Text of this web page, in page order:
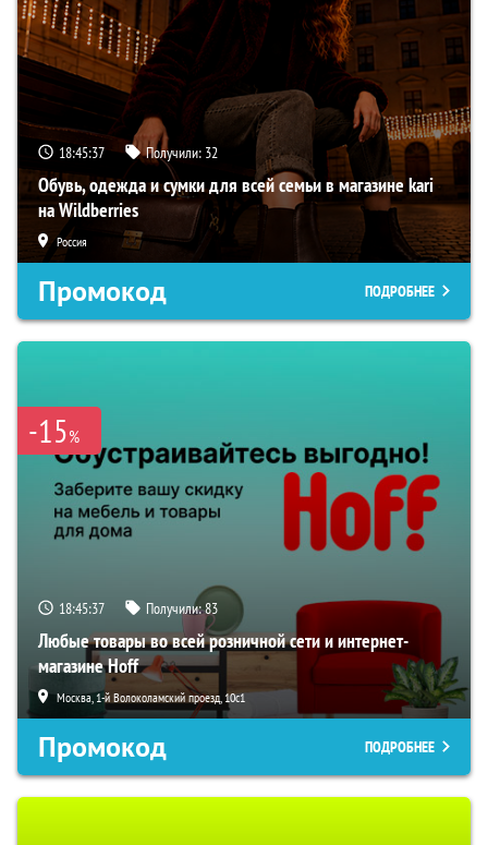
18:45:36 Получили: 32
Обувь, одежда и сумки для всей семьи в магазине kari
на Wildberries
Россия
Промокод ПОДРОБНЕЕ
-15%
18:45:36 Получили:83
Любые товары во всей розничной сети и интернет-
магазине Hoff
Москва, 1-й Волоколамский проезд, 10с1
Промокод ПОДРОБНЕЕ